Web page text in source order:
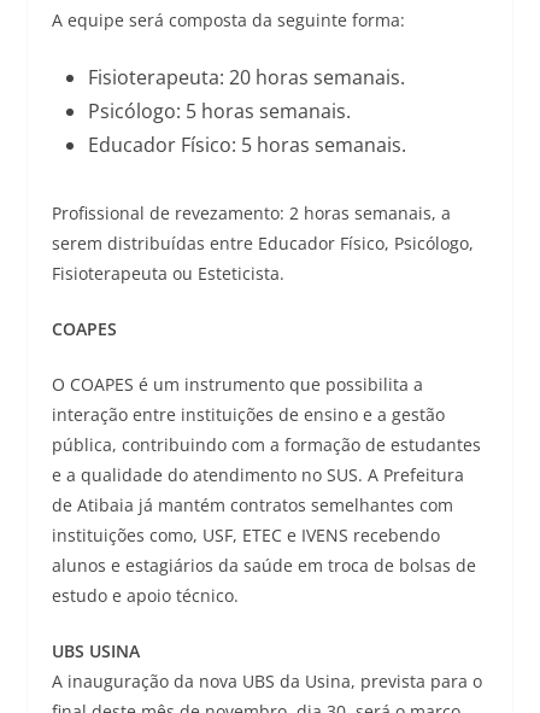
A equipe será composta da seguinte forma:
Fisioterapeuta: 20 horas semanais.
Psicólogo: 5 horas semanais.
Educador Físico: 5 horas semanais.
Profissional de revezamento: 2 horas semanais, a
serem distribuídas entre Educador Físico, Psicólogo,
Fisioterapeuta ou Esteticista.
COAPES
O COAPES é um instrumento que possibilita a
interação entre instituições de ensino e a gestão
pública, contribuindo com a formação de estudantes
e a qualidade do atendimento no SUS. A Prefeitura
de Atibaia já mantém contratos semelhantes com
instituições como, USF, ETEC e IVENS recebendo
alunos e estagiários da saúde em troca de bolsas de
estudo e apoio técnico.
UBS USINA
A inauguração da nova UBS da Usina, prevista para o